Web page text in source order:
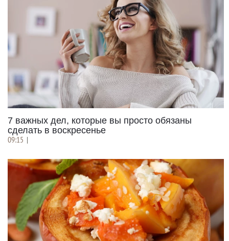
7 важных дел, которые вы просто обязаны
сделать в воскресенье
09:15 |